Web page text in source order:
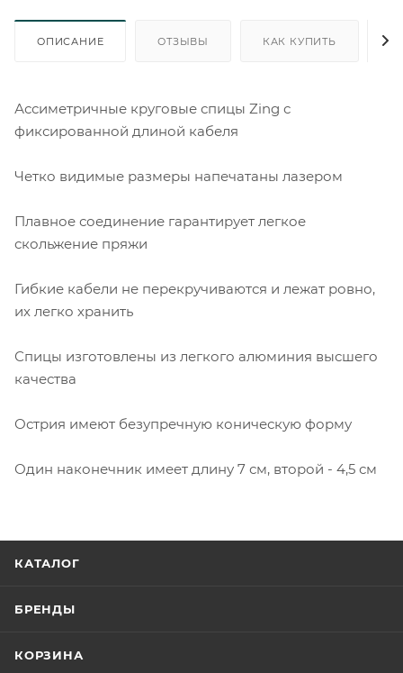
ОПИСАНИЕ ОТЗЫВЫ КАК КУПИТЬ
Ассиметричные круговые спицы Zing с
фиксированной длиной кабеля
Четко видимые размеры напечатаны лазером
Плавное соединение гарантирует легкое
скольжение пряжи
Гибкие кабели не перекручиваются и лежат ровно,
их легко хранить
Спицы изготовлены из легкого алюминия высшего
качества
Острия имеют безупречную коническую форму
Один наконечник имеет длину 7 см, второй - 4,5 см
КАТАЛОГ
БРЕНДЫ
КОРЗИНА